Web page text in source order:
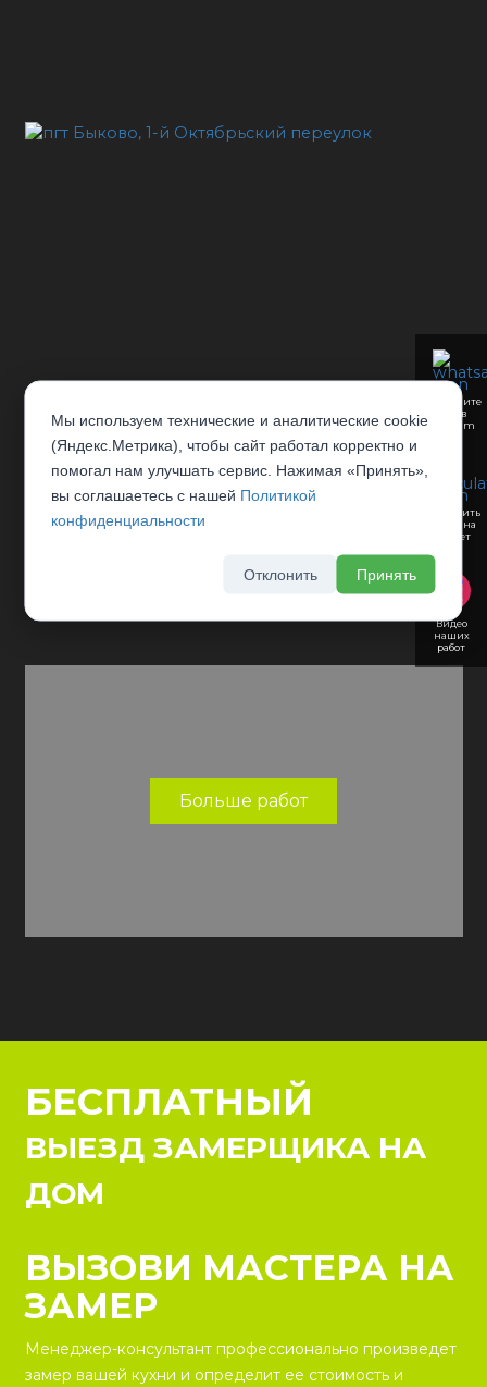
Напишите
нам в
Telegram
Отправить
заявку на
рассчет
Видео
наших
работ
Больше работ
БЕСПЛАТНЫЙ
ВЫЕЗД ЗАМЕРЩИКА НА
ДОМ
ВЫЗОВИ МАСТЕРА НА
ЗАМЕР
Менеджер-консультант профессионально произведет
замер вашей кухни и определит ее стоимость и
Мы используем технические и аналитические cookie
(Яндекс.Метрика), чтобы сайт работал корректно и
помогал нам улучшать сервис. Нажимая «Принять»,
вы соглашаетесь с нашей Политикой
конфиденциальности
Отклонить Принять